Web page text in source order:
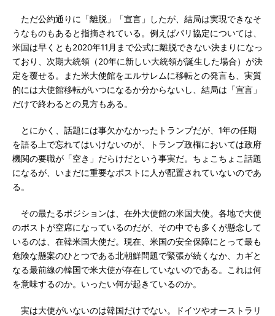
ただ公約通りに「離脱」「宣言」したが、結局は実現できなそ
うなものもあると指摘されている。例えばパリ協定については、
米国は早くとも2020年11月まで公式に離脱できない決まりになっ
ており、次期大統領（20年に新しい大統領が誕生した場合）が決
定を覆せる。また米大使館をエルサレムに移転との発言も、実質
的には大使館移転がいつになるか分からないし、結局は「宣言」
だけで終わるとの見方もある。
とにかく、話題には事欠かなかったトランプだが、1年の任期
を語る上で忘れてはいけないのが、トランプ政権においては政府
機関の要職が「空き」だらけだという事実だ。ちょこちょこ話題
になるが、いまだに重要なポストに人が配置されていないのであ
る。
その最たるポジションは、在外大使館の米国大使。各地で大使
のポストが空席になっているのだが、その中でも多くが懸念して
いるのは、在韓米国大使だ。現在、米国の安全保障にとって最も
危険な懸案のひとつである北朝鮮問題で緊張が続くなか、カギと
なる最前線の韓国で米大使が存在していないのである。これは何
を意味するのか。いったい何が起きているのか。
実は大使がいないのは韓国だけでない。ドイツやオーストラリ